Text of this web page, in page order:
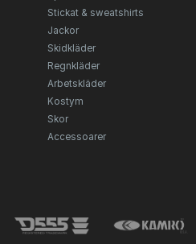
Stickat & sweatshirts
Jackor
Skidkläder
Regnkläder
Arbetskläder
Kostym
Skor
Accessoarer